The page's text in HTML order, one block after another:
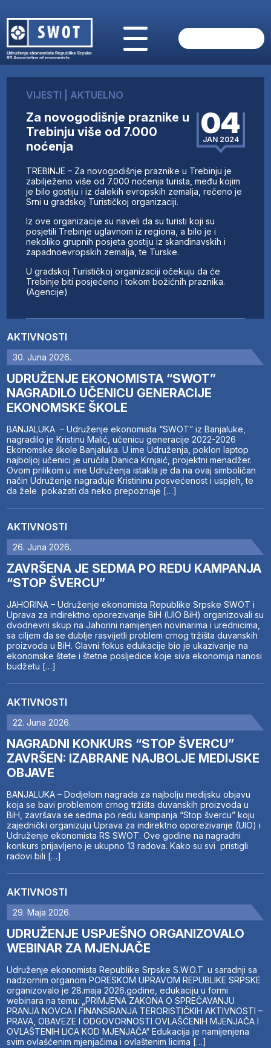
O NAMA
AKTUELNO
ANALIZE
KOMPANIJE
FINANSIJE
IZ STRANIH MEDIJA
AKTIVNOSTI
UČLANI SE
KONTAKT
AKTIVNOSTI
30. Juna 2026.
UDRUŽENJE EKONOMISTA “SWOT”
NAGRADILO UČENICU GENERACIJE
EKONOMSKE ŠKOLE
BANJALUKA – Udruženje ekonomista “SWOT” iz Banjaluke,
nagradilo je Kristinu Malić, učenicu generacije 2022-2026
Ekonomske škole Banjaluka. U ime Udruženja, poklon laptop
najboljoj učenici je uručila Danica Krnjaić, projektni menadžer.
Ovom prilikom u ime Udruženja istakla je da na ovaj simboličan
način Udruženje nagrađuje Kristininu posvećenost i uspjeh, te
da žele pokazati da neko prepoznaje […]
AKTIVNOSTI
26. Juna 2026.
ZAVRŠENA JE SEDMA PO REDU KAMPANJA
“STOP ŠVERCU”
JAHORINA – Udruženje ekonomista Republike Srpske SWOT i
Uprava za indirektno oporezivanje BiH (UIO BiH) organizovali su
dvodnevni skup na Jahorini namijenjen novinarima i urednicima,
sa ciljem da se dublje rasvijetli problem crnog tržišta duvanskih
proizvoda u BiH. Glavni fokus edukacije bio je ukazivanje na
ekonomske štete i štetne posljedice koje siva ekonomija nanosi
budžetu […]
AKTIVNOSTI
22. Juna 2026.
NAGRADNI KONKURS “STOP ŠVERCU”
ZAVRŠEN: IZABRANE NAJBOLJE MEDIJSKE
OBJAVE
BANJALUKA – Dodjelom nagrada za najbolju medijsku objavu
koja se bavi problemom crnog tržišta duvanskih proizvoda u
BiH, završava se sedma po redu kampanja “Stop švercu” koju
zajednički organizuju Uprava za indirektno oporezivanje (UIO) i
Udruženje ekonomista RS SWOT. Ove godine na nagradni
konkurs prijavljeno je ukupno 13 radova. Kako su svi pristigli
radovi bili […]
AKTIVNOSTI
29. Maja 2026.
UDRUŽENJE USPJEŠNO ORGANIZOVALO
WEBINAR ZA MJENJAČE
Udruženje ekonomista Republike Srpske S.W.O.T. u saradnji sa
nadzornim organom PORESKOM UPRAVOM REPUBLIKE SRPSKE
organizovalo je 28.maja 2026.godine, edukaciju u formi
webinara na temu: „PRIMJENA ZAKONA O SPREČAVANJU
PRANJA NOVCA I FINANSIRANJA TERORISTIČKIH AKTIVNOSTI –
PRAVA, OBAVEZE I ODGOVORNOSTI OVLAŠĆENIH MJENJAČA I
OVLAŠTENIH LICA KOD MJENJAČA“ Edukacija je namijenjena
svim ovlašćenim mjenjačima i ovlaštenim licima […]
VIJESTI AKTUELNO
Za novogodišnje praznike u
Trebinju više od 7.000
noćenja
04
JAN 2024
TREBINJE – Za novogodišnje praznike u Trebinju je
zabilježeno više od 7.000 noćenja turista, među kojim
je bilo gostiju i iz dalekih evropskih zemalja, rečeno je
Srni u gradskoj Turističkoj organizaciji.
Iz ove organizacije su naveli da su turisti koji su
posjetili Trebinje uglavnom iz regiona, a bilo je i
nekoliko grupnih posjeta gostiju iz skandinavskih i
zapadnoevropskih zemalja, te Turske.
U gradskoj Turističkoj organizaciji očekuju da će
Trebinje biti posjećeno i tokom božićnih praznika.
(Agencije)